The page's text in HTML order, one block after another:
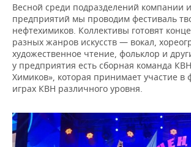
Весной среди подразделений компании
предприятий мы проводим фестиваль
нефтехимиков. Коллективы готовят
разных жанров искусств — вокал,
художественное чтение, фольклор и
у предприятия есть сборная команда
Химиков», которая принимает участие в
играх КВН различного уровня.